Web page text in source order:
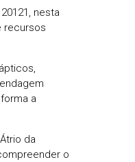
nesta
recursos
a
da
o